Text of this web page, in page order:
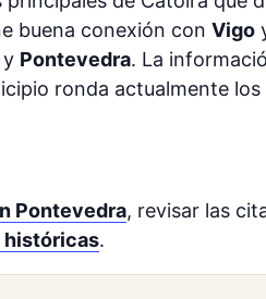
buena conexión con Vigo
y Pontevedra. La
ronda actualmente los
Pontevedra, revisar las
históricas.